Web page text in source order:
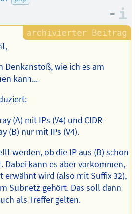
–
Denkanstoß, wie ich es am
kann...
(A) mit IPs (V4) und CIDR-
(B) nur mit IPs (V4).
werden, ob die IP aus (B) schon
Dabei kann es aber vorkommen,
erwähnt wird (also mit Suffix 32),
Subnetz gehört. Das soll dann
als Treffer gelten.